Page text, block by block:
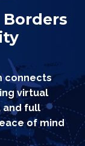
connects
virtual
and full
of mind.